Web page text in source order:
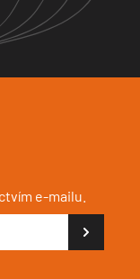
e-mailu.